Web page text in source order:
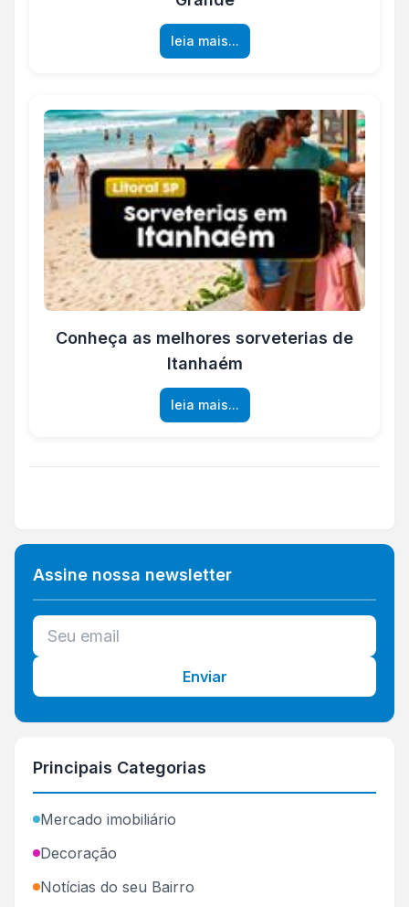
leia mais...
Conheça as melhores sorveterias de
Itanhaém
leia mais...
Assine nossa newsletter
Enviar
Principais Categorias
Mercado imobiliário
Decoração
Notícias do seu Bairro